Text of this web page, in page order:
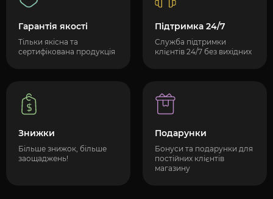
Гарантія якості
Тільки якісна та
сертифікована продукція
Підтримка 24/7
Служба підтримки
клієнтів 24/7 без вихідних
Знижки
Більше знижок, більше
заощаджень!
Подарунки
Бонуси та подарунки для
постійних клієнтів
магазину